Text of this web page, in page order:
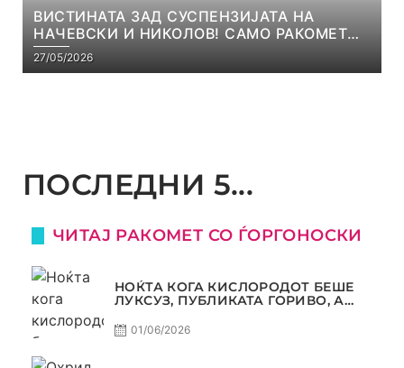
ВИСТИНАТА ЗАД СУСПЕНЗИЈАТА НА
НАЧЕВСКИ И НИКОЛОВ! САМО РАКОМЕТ
С5Е8
27/05/2026
ПОСЛЕДНИ 5...
ЧИТАЈ РАКОМЕТ СО ЃОРГОНОСКИ
НОЌТА КОГА КИСЛОРОДОТ БЕШЕ
ЛУКСУЗ, ПУБЛИКАТА ГОРИВО, А
01/06/2026